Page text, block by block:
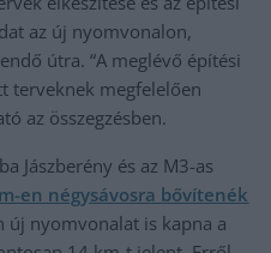
az új nyomvonalon,
útra. “A meglévő építési
terveknek megfelelően
az összegzésben.
Jászberény és az M3-as
en négysávosra bővítenék
új nyomvonalat is kapna a